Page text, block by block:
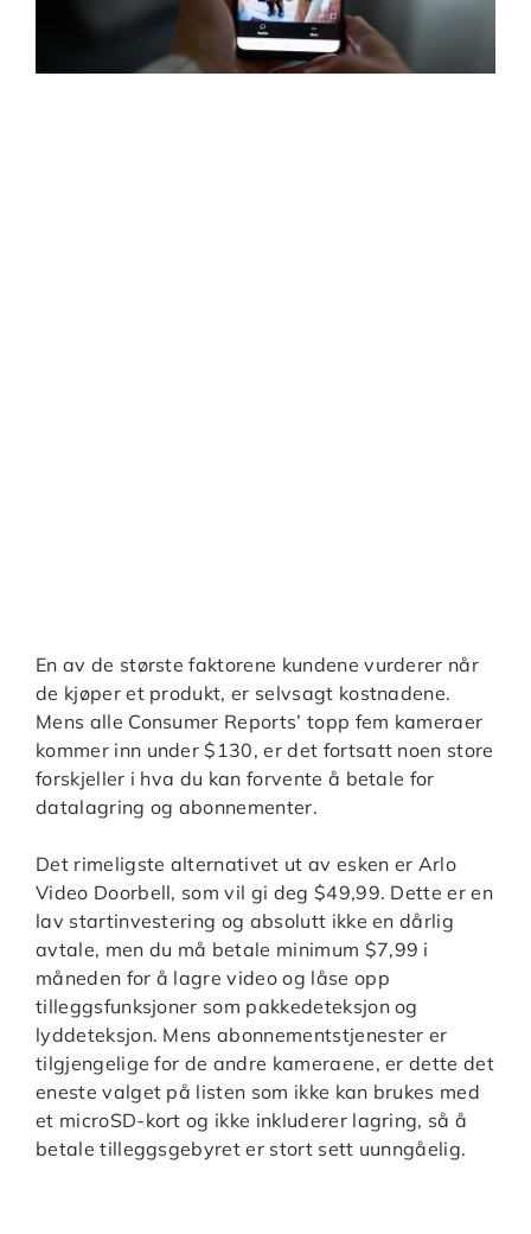
En av de største faktorene kundene vurderer når
de kjøper et produkt, er selvsagt kostnadene.
Mens alle Consumer Reports’ topp fem kameraer
kommer inn under $130, er det fortsatt noen store
forskjeller i hva du kan forvente å betale for
datalagring og abonnementer.
Det rimeligste alternativet ut av esken er Arlo
Video Doorbell, som vil gi deg $49,99. Dette er en
lav startinvestering og absolutt ikke en dårlig
avtale, men du må betale minimum $7,99 i
måneden for å lagre video og låse opp
tilleggsfunksjoner som pakkedeteksjon og
lyddeteksjon. Mens abonnementstjenester er
tilgjengelige for de andre kameraene, er dette det
eneste valget på listen som ikke kan brukes med
et microSD-kort og ikke inkluderer lagring, så å
betale tilleggsgebyret er stort sett uunngåelig.